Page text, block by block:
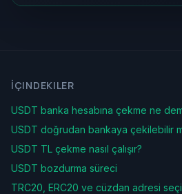
İÇINDEKILER
USDT banka hesabına çekme ne
USDT doğrudan bankaya çekilebilir
USDT TL çekme nasıl çalışır?
USDT bozdurma süreci
TRC20, ERC20 ve cüzdan adresi